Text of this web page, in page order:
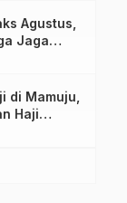
Agustus,
Jaga
di Mamuju,
Haji